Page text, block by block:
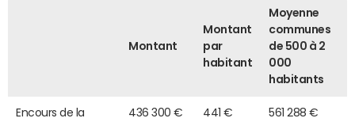
Montant
Montant
par
habitant
Moyenne
communes
de 500 à 2
000
habitants
Encours de la
436 300 € 441 € 561 288 €